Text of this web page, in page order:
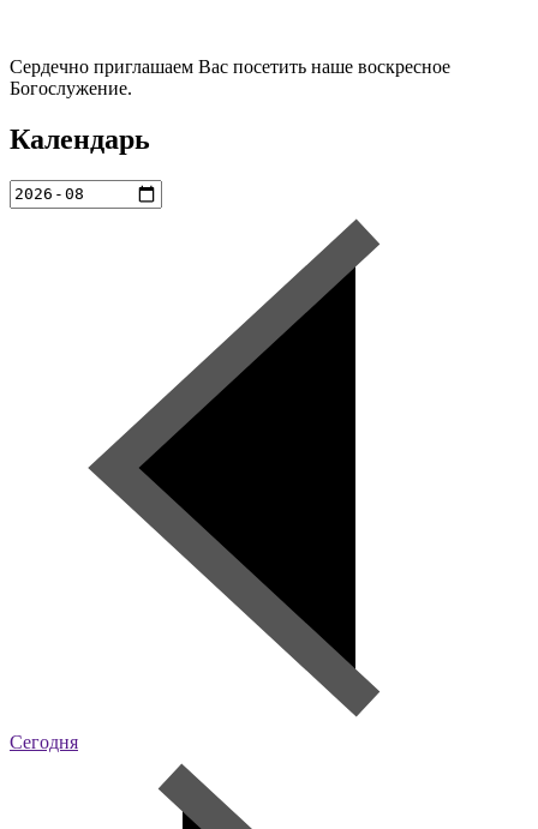
Сердечно приглашаем Вас посетить наше воскресное
Богослужение.
Календарь
Сегодня